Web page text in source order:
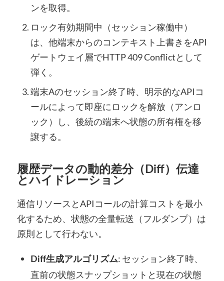
ンを取得。
ロック有効期間中（セッション稼働中）
は、他端末からのコンテキスト上書きをAPI
ゲートウェイ層でHTTP 409 Conflictとして
弾く。
端末Aのセッション終了時、明示的なAPIコ
ールによって即座にロックを解放（アンロ
ック）し、後続の端末へ状態の所有権を移
譲する。
履歴データの動的差分（Diff）伝達
とハイドレーション
通信リソースとAPIコールの計算コストを最小
化するため、状態の全量転送（フルダンプ）は
原則として行わない。
Diff生成アルゴリズム: セッション終了時、
直前の状態スナップショットと現在の状態